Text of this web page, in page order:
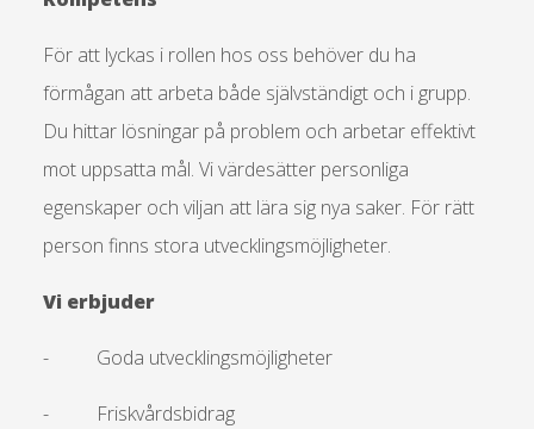
För att lyckas i rollen hos oss behöver du ha
förmågan att arbeta både självständigt och i grupp.
Du hittar lösningar på problem och arbetar effektivt
mot uppsatta mål. Vi värdesätter personliga
egenskaper och viljan att lära sig nya saker. För rätt
person finns stora utvecklingsmöjligheter.
Vi erbjuder
- Goda utvecklingsmöjligheter
- Friskvårdsbidrag